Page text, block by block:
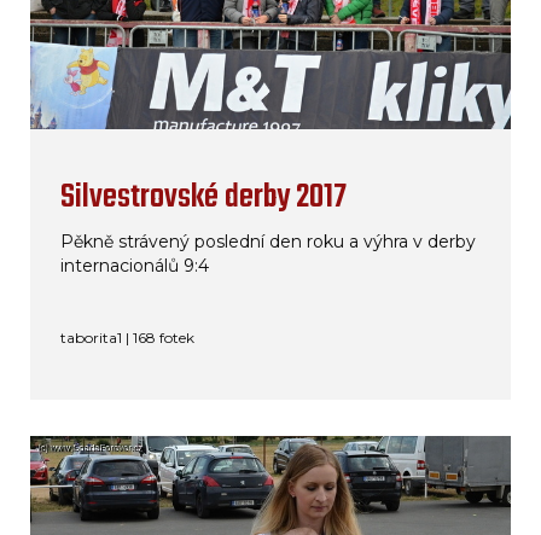
Silvestrovské derby 2017
Pěkně strávený poslední den roku a výhra v derby
internacionálů 9:4
taborita1 | 168 fotek